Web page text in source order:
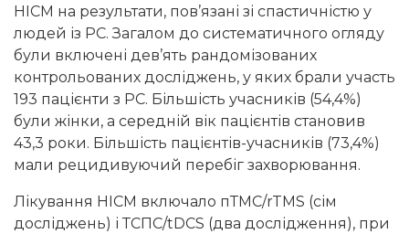
НІСМ на результати, пов’язані зі спастичністю у
людей із РС. Загалом до систематичного огляду
були включені дев’ять рандомізованих
контрольованих досліджень, у яких брали участь
193 пацієнти з РС. Більшість учасників (54,4%)
були жінки, а середній вік пацієнтів становив
43,3 роки. Більшість пацієнтів-учасників (73,4%)
мали рецидивуючий перебіг захворювання.
Лікування НІСМ включало пТМС/rTMS (сім
досліджень) і ТСПС/tDCS (два дослідження), при